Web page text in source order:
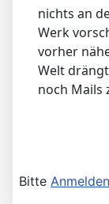
nichts an
Werk
vorher
Welt
noch Mails
Bitte Anmelden